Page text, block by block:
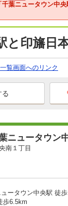
千葉ニュータウン中
と印旛日
覧画面へのリンク
ニュータウ
南１丁目
ータウン中央駅 徒
歩6.5km